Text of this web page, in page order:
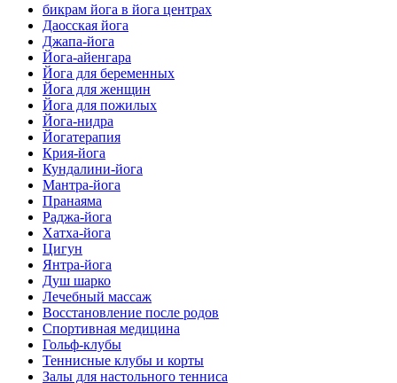
бикрам йога в йога центрах
Даосская йога
Джапа-йога
Йога-айенгара
Йога для беременных
Йога для женщин
Йога для пожилых
Йога-нидра
Йогатерапия
Крия-йога
Кундалини-йога
Мантра-йога
Пранаяма
Раджа-йога
Хатха-йога
Цигун
Янтра-йога
Душ шарко
Лечебный массаж
Восстановление после родов
Спортивная медицина
Гольф-клубы
Теннисные клубы и корты
Залы для настольного тенниса